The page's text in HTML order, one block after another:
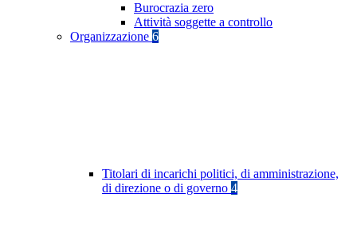
Burocrazia zero
Attività soggette a controllo
Organizzazione 6
Titolari di incarichi politici, di amministrazione,
di direzione o di governo 4